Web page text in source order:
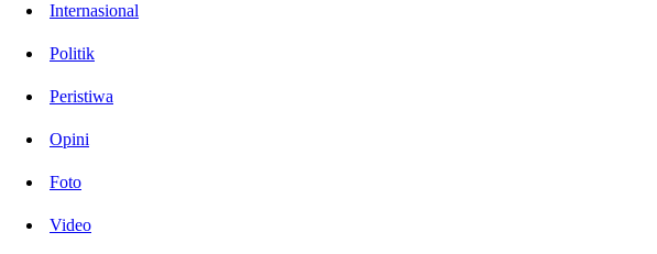
Internasional
Politik
Peristiwa
Opini
Foto
Video